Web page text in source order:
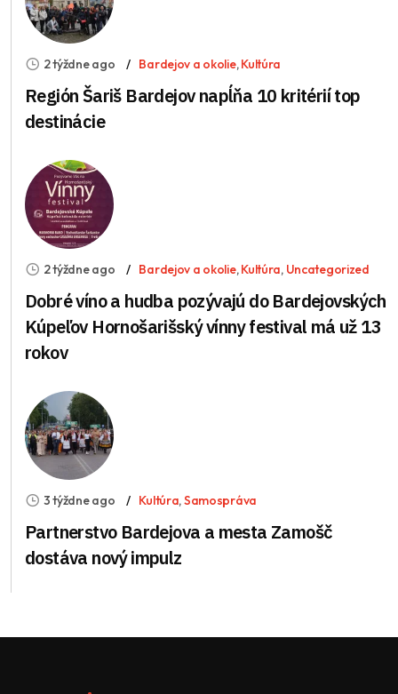
2 týždne ago Bardejov a okolie,Kultúra
Región Šariš Bardejov napĺňa 10 kritérií top
destinácie
2 týždne ago Bardejov a okolie,Kultúra, Uncategorized
Dobré víno a hudba pozývajú do Bardejovských
Kúpeľov Hornošarišský vínny festival má už 13
rokov
3 týždne ago Kultúra,Samospráva
Partnerstvo Bardejova a mesta Zamošč
dostáva nový impulz